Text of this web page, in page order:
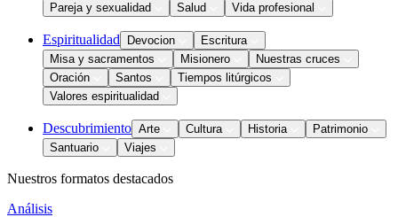
Pareja y sexualidad
Salud Vida profesional
Espiritualidad Devocion
Escritura
Misa y sacramentos
Misionero
Nuestras cruces
Oración
Santos
Tiempos litúrgicos
Valores espiritualidad
Descubrimiento Arte Cultura Historia
Patrimonio
Santuario
Viajes
Nuestros formatos destacados
Análisis